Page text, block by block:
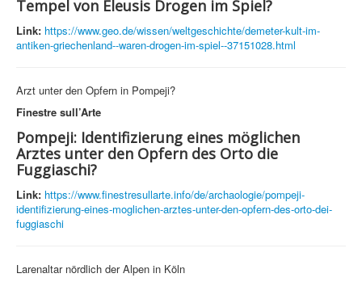
Tempel von Eleusis Drogen im Spiel?
Link: https://www.geo.de/wissen/weltgeschichte/demeter-kult-im-
antiken-griechenland--waren-drogen-im-spiel--37151028.html
Arzt unter den Opfern in Pompeji?
Finestre sull’Arte
Pompeji: Identifizierung eines möglichen
Arztes unter den Opfern des Orto die
Fuggiaschi?
Link: https://www.finestresullarte.info/de/archaologie/pompeji-
identifizierung-eines-moglichen-arztes-unter-den-opfern-des-orto-dei-
fuggiaschi
Larenaltar nördlich der Alpen in Köln